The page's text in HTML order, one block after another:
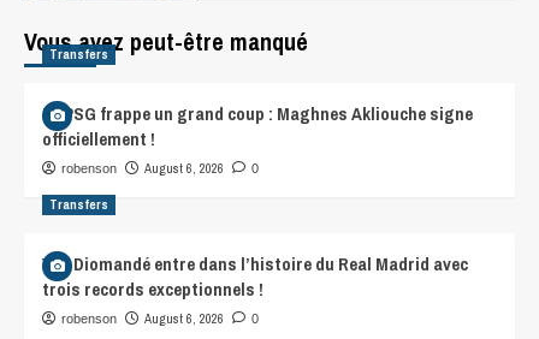
Vous avez peut-être manqué
Transfers
Le PSG frappe un grand coup : Maghnes Akliouche signe
officiellement !
robenson August 6, 2026 0
Transfers
Yan Diomandé entre dans l’histoire du Real Madrid avec
trois records exceptionnels !
robenson August 6, 2026 0